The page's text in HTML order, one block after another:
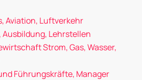
Aviation, Luftverkehr
Lehrstellen
Strom, Gas, Wasser,
Führungskräfte, Manager